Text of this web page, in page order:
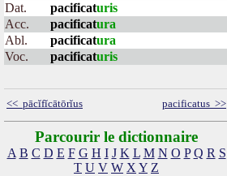
Dat.
pacificaturis
Acc.
pacificatura
Abl.
pacificatura
Voc.
pacificaturis
<< pācĭfĭcātōrĭus pacificatus >>
Parcourir le dictionnaire
A B C D E F G H I J K L M N O P Q R S
T U V W X Y Z